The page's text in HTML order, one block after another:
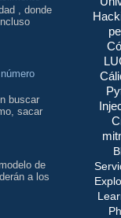
, donde
buscar
sacar
de
a los